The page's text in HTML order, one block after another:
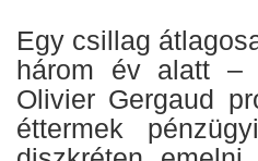
Egy csillag
három év alatt –
Olivier Gergaud
éttermek